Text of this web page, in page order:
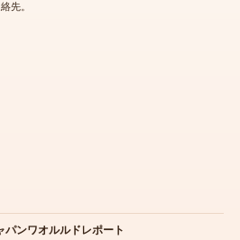
先。
パンワオルルドレポート